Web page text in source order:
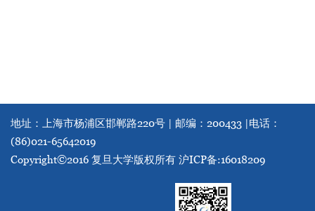
地址：上海市杨浦区邯郸路220号 | 邮编：200433 |电话：
(86)021-65642019
Copyright©2016 复旦大学版权所有 沪ICP备:16018209